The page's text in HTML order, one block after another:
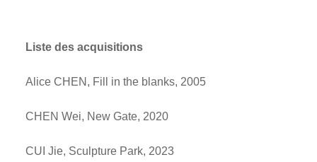
Liste des acquisitions
Alice CHEN, Fill in the blanks, 2005
CHEN Wei, New Gate, 2020
CUI Jie, Sculpture Park, 2023